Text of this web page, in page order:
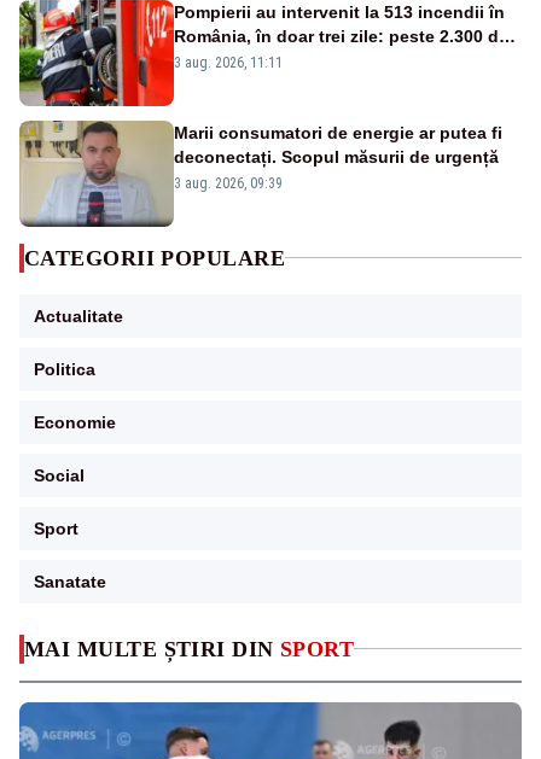
MAI MULTE ȘTIRI DIN SPORT
Pompierii au intervenit la 513 incendii în
România, în doar trei zile: peste 2.300 de
hectare de teren au fost afectate
3 aug. 2026, 11:11
Marii consumatori de energie ar putea fi
deconectați. Scopul măsurii de urgență
3 aug. 2026, 09:39
CATEGORII POPULARE
Actualitate
Politica
Economie
Social
Sport
Sanatate